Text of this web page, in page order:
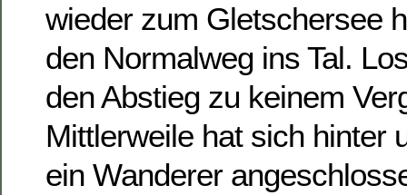
wieder zum Gletschersee
den Normalweg ins Tal.
den Abstieg zu keinem
Mittlerweile hat sich hinter
ein Wanderer